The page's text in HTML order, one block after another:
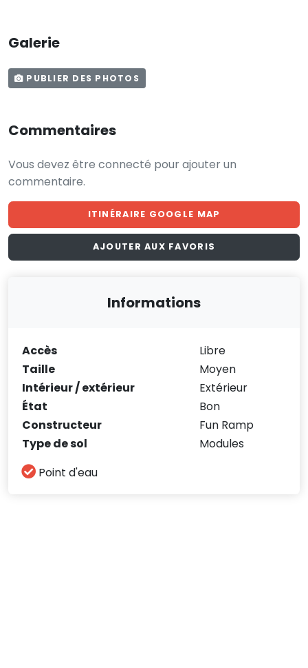
Galerie
PUBLIER DES PHOTOS
Commentaires
Vous devez être connecté pour ajouter un
commentaire.
ITINÉRAIRE GOOGLE MAP
AJOUTER AUX FAVORIS
Informations
Accès
Libre
Taille
Moyen
Intérieur / extérieur
Extérieur
État
Bon
Constructeur
Fun Ramp
Type de sol
Modules
Point d'eau